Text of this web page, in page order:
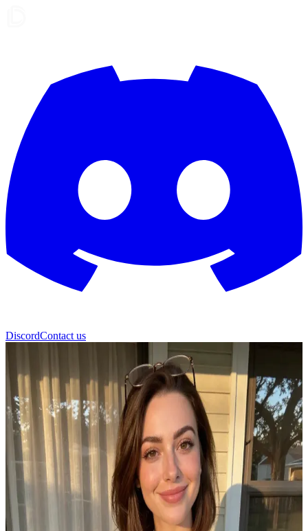
DiscordContact us